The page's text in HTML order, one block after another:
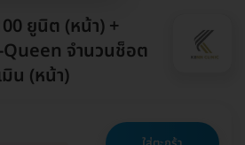
ยูนิต (หน้า) +
จำนวนช็อต
น (หน้า)